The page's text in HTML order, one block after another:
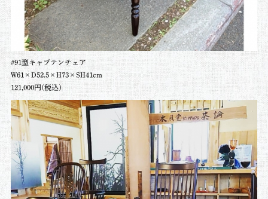
#91型キャプテンチェア
W61×D52.5×H73×SH41cm
121,000円(税込)